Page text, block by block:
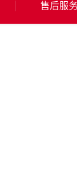
售后服